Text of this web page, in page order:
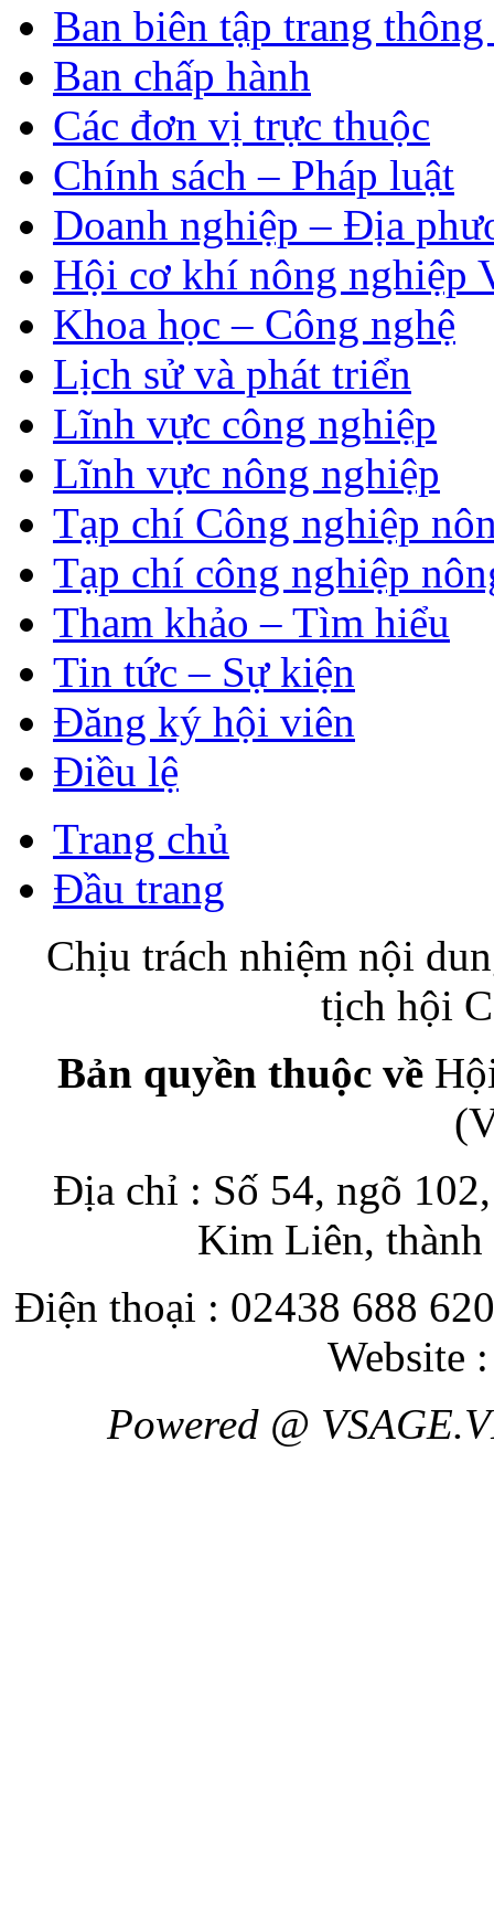
Ban biên tập trang
Ban chấp hành
Các đơn vị trực thuộc
Chính sách – Pháp luật
Doanh nghiệp – Địa
Hội cơ khí nông nghiệp
Khoa học – Công nghệ
Lịch sử và phát triển
Lĩnh vực công nghiệp
Lĩnh vực nông nghiệp
Tạp chí Công nghiệp
Tạp chí công nghiệp
Tham khảo – Tìm hiểu
Tin tức – Sự kiện
Đăng ký hội viên
Điều lệ
Trang chủ
Đầu trang
Chịu trách nhiệm nội
tịch hội
Bản quyền thuộc về
Địa chỉ : Số 54, ngõ
Kim Liên,
Điện thoại : 02438 688
Website
Powered @